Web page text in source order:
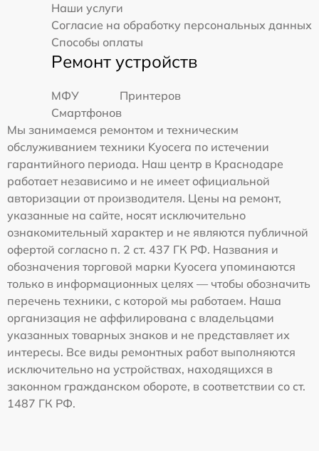
Наши услуги
Согласие на обработку персональных данных
Способы оплаты
Ремонт устройств
МФУ
Принтеров
Смартфонов
Мы занимаемся ремонтом и техническим
обслуживанием техники Kyocera по истечении
гарантийного периода. Наш центр в Краснодаре
работает независимо и не имеет официальной
авторизации от производителя. Цены на ремонт,
указанные на сайте, носят исключительно
ознакомительный характер и не являются публичной
офертой согласно п. 2 ст. 437 ГК РФ. Названия и
обозначения торговой марки Kyocera упоминаются
только в информационных целях — чтобы обозначить
перечень техники, с которой мы работаем. Наша
организация не аффилирована с владельцами
указанных товарных знаков и не представляет их
интересы. Все виды ремонтных работ выполняются
исключительно на устройствах, находящихся в
законном гражданском обороте, в соответствии со ст.
1487 ГК РФ.